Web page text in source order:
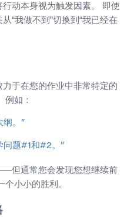
动本身视为触发因素。 即使
“我做不到”切换到“我已经在
于在您的作业中非常特定的
例如：
纲。”
问题#1和#2。”
但通常您会发现您想继续前
小小的胜利。